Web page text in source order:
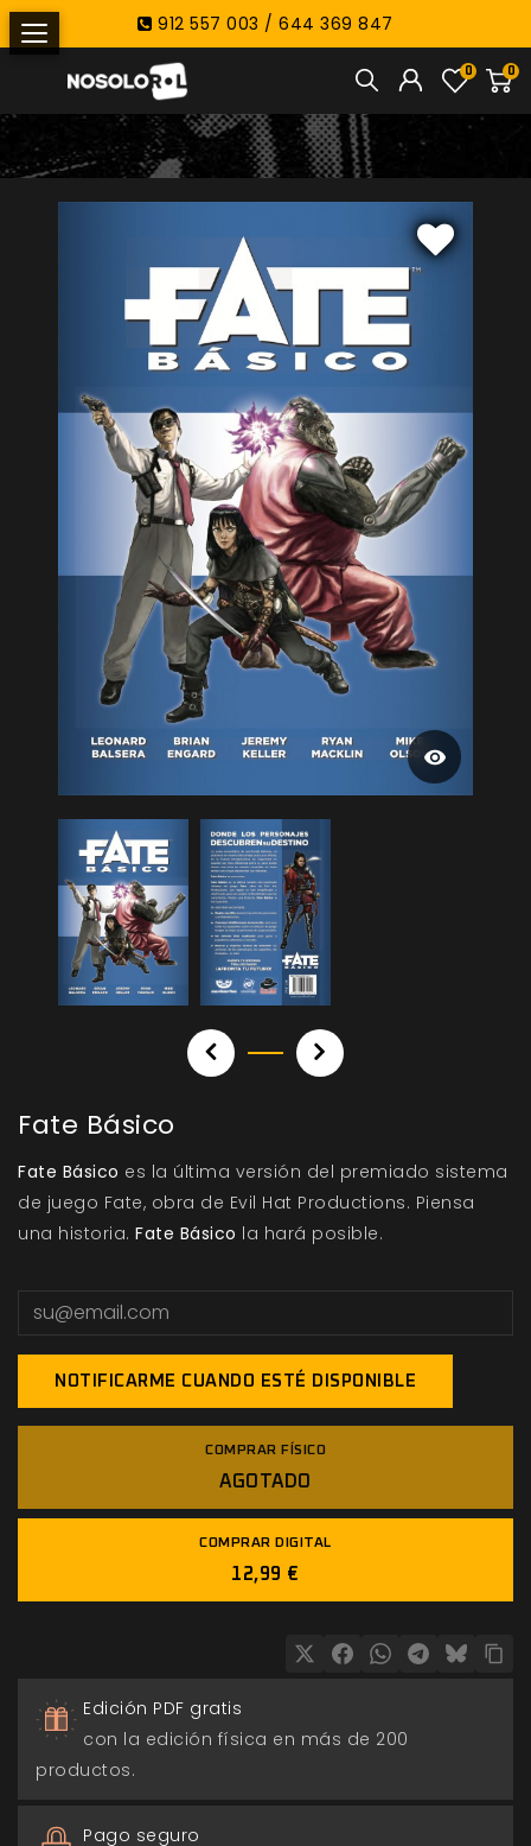
912 557 003 / 644 369 847
0
0
Fate Básico
Fate Básico es la última versión del premiado sistema
de juego Fate, obra de Evil Hat Productions. Piensa
una historia. Fate Básico la hará posible.
NOTIFICARME CUANDO ESTÉ DISPONIBLE
COMPRAR FÍSICO
AGOTADO
COMPRAR DIGITAL
12,99 €
Edición PDF gratis
con la edición física en más de 200
productos.
Pago seguro